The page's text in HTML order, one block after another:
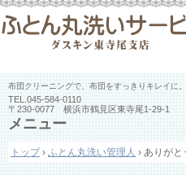
布団クリーニングで、布団をすっきりキレイに。
TEL. 045-584-0110
〒230-0077 横浜市鶴見区東寺尾1-29-1
メニュー
ントップ › ふとん丸洗い管理人 › ありがと